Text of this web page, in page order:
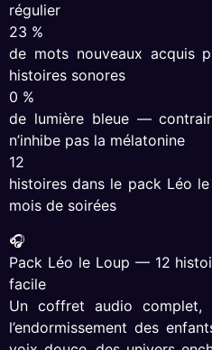
régulier
23 %
de mots nouveaux acquis
histoires sonores
0 %
de lumière bleue —
n’inhibe pas la mélatonine
12
histoires dans le pack Léo
mois de soirées
🎧
Pack Léo le Loup — 12
facile
Un coffret audio complet,
l’endormissement des